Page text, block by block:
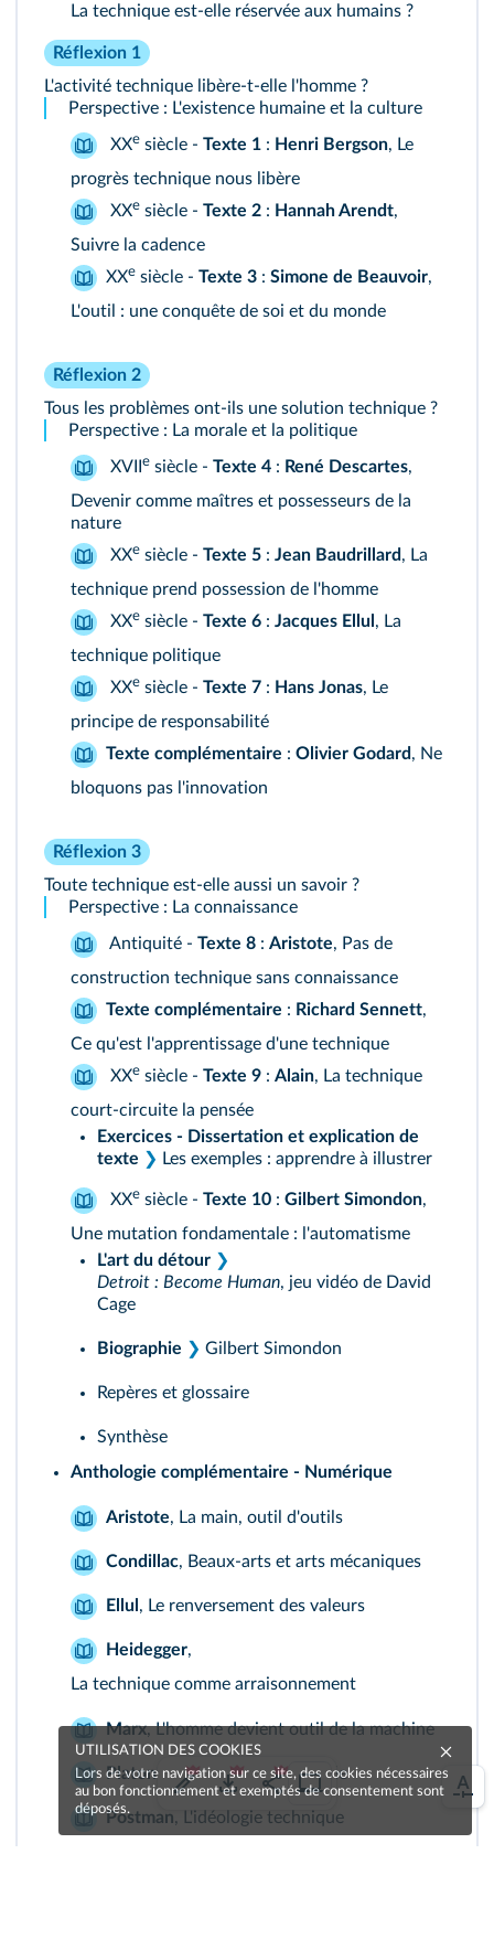
La technique est-elle réservée aux humains ?
Réflexion 1
L'activité technique libère-t-elle l'homme ?
Perspective : L'existence humaine et la culture
XXe siècle - Texte 1 : Henri Bergson, Le
progrès technique nous libère
XXe siècle - Texte 2 : Hannah Arendt,
Suivre la cadence
XXe siècle - Texte 3 : Simone de Beauvoir,
L'outil : une conquête de soi et du monde
Réflexion 2
Tous les problèmes ont-ils une solution technique ?
Perspective : La morale et la politique
XVII e siècle - Texte 4 : René Descartes,
Devenir comme maîtres et possesseurs de la
nature
XXe siècle - Texte 5 : Jean Baudrillard, La
technique prend possession de l'homme
XXe siècle - Texte 6 : Jacques Ellul , La
technique politique
XXe siècle - Texte 7 : Hans Jonas, Le
principe de responsabilité
Texte complémentaire : Olivier Godard, Ne
bloquons pas l'innovation
Réflexion 3
Toute technique est-elle aussi un savoir ?
Perspective : La connaissance
Antiquité - Texte 8 : Aristote, Pas de
construction technique sans connaissance
Texte complémentaire : Richard Sennett,
Ce qu'est l'apprentissage d'une technique
XXe siècle - Texte 9 : Alain, La technique
court-circuite la pensée
Exercices - Dissertation et explication de
texte ❯ Les exemples : apprendre à illustrer
XXe siècle - Texte 10 : Gilbert Simondon,
Une mutation fondamentale : l'automatisme
L'art du détour ❯
Detroit : Become Human, jeu vidéo de David
Cage
Biographie ❯ Gilbert Simondon
Repères et glossaire
Synthèse
Anthologie complémentaire - Numérique
Aristote, La main, outil d'outils
Condillac, Beaux-arts et arts mécaniques
Ellul , Le renversement des valeurs
Heidegger,
La technique comme arraisonnement
Marx,L'homme devient outil de la machine
Platon,Le mythe de Prométhée
Postman, L'idéologie technique
UTILISATION DES COOKIES
Lors de votre navigation sur ce site, des cookies nécessaires
au bon fonctionnement et exemptés de consentement sont
déposés.